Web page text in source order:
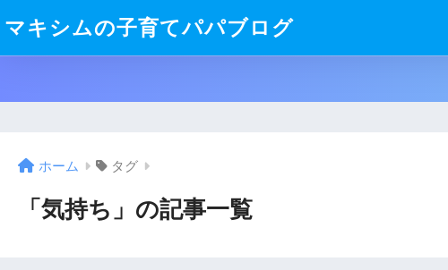
マキシムの子育てパパブログ
ホーム タグ
「気持ち」の記事一覧